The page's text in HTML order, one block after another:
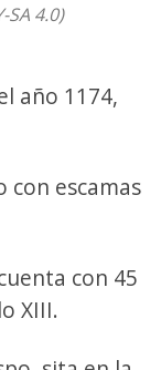
SA 4.0)
año 1174,
con escamas
con 45
XIII.